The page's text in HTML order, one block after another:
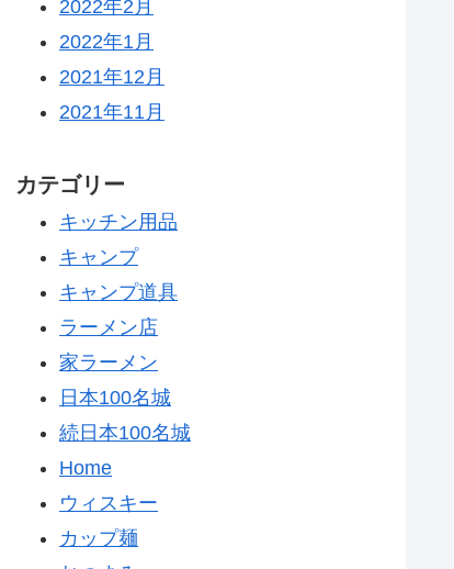
2022年2月
2022年1月
2021年12月
2021年11月
カテゴリー
キッチン用品
キャンプ
キャンプ道具
ラーメン店
家ラーメン
日本100名城
続日本100名城
Home
ウィスキー
カップ麺